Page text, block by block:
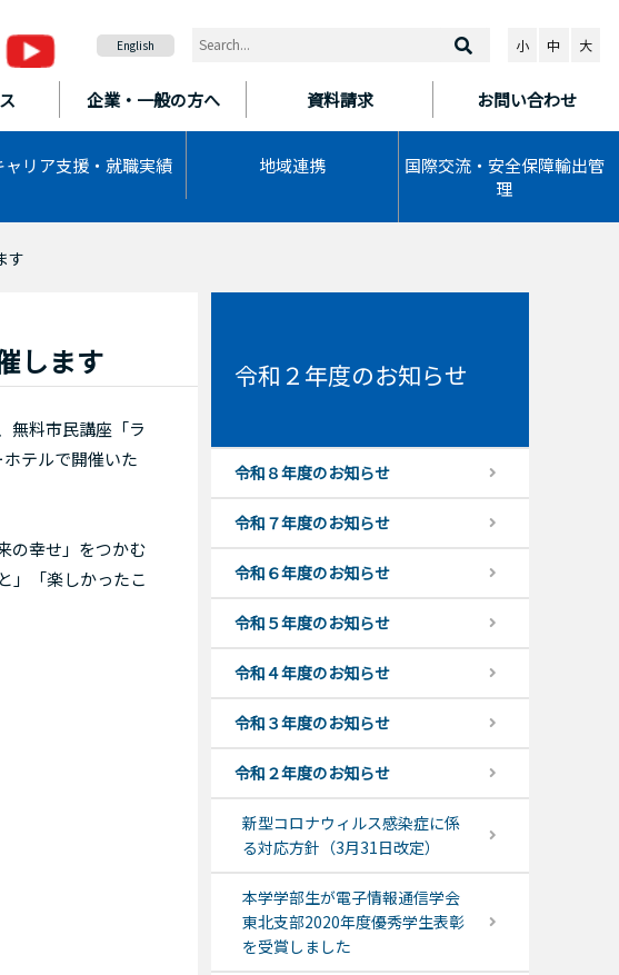
企業・一般の方へ 資料請求 お問い合わせ
ャリア支援・ 就職実績 地域連携
国際交流・安全保障輸出管
理
English 小 中 大
す
します
無料市民講座「ラ
テルで開催いた
の幸せ」をつかむ
」「楽しかったこ
令和２年度のお知らせ
令和８年度のお知らせ
令和７年度のお知らせ
令和６年度のお知らせ
令和５年度のお知らせ
令和４年度のお知らせ
令和３年度のお知らせ
令和２年度のお知らせ
新型コロナウィルス感染症に係
る対応方針（3月31日改定）
本学学部生が電子情報通信学会
東北支部2020年度優秀学生表彰
を受賞しました